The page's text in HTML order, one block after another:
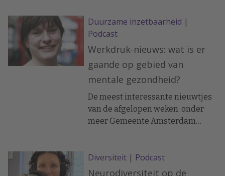
gebruikt.
Duurzame inzetbaarheid |
Podcast
Werkdruk-nieuws: wat is er
gaande op gebied van
mentale gezondheid?
De meest interessante nieuwtjes
van de afgelopen weken: onder
meer Gemeente Amsterdam
aandachtspunten en Poolse robot
doet goed werk bij lastige klus.
Diversiteit | Podcast
Neurodiversiteit op de